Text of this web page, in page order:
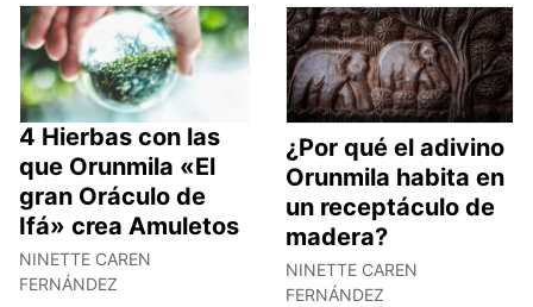
4 Hierbas con las
que Orunmila «El
gran Oráculo de
Ifá» crea Amuletos
NINETTE CAREN
FERNÁNDEZ
¿Por qué el adivino
Orunmila habita en
un receptáculo de
madera?
NINETTE CAREN
FERNÁNDEZ